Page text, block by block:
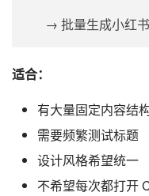
→ 批量生成小红
适合：
有大量固定内容结
需要频繁测试标题
设计风格希望统一
不希望每次都打开